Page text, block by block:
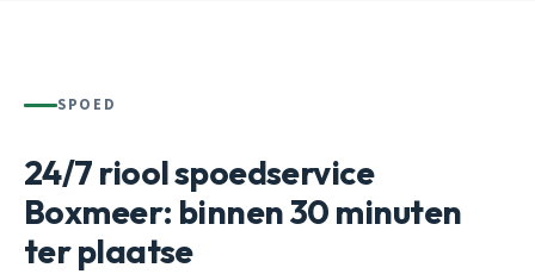
SPOED
24/7 riool spoedservice
Boxmeer: binnen 30 minuten
ter plaatse